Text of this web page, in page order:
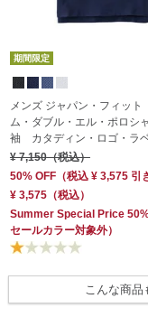
期間限定
メンズ ジャパン・フィッ
ム・ダブル・エル・ポロシ
袖 カタディン・ロゴ・ラ
¥ 7,150（税込）
50% OFF（税込 ¥ 3,575引
¥ 3,575（税込）
Summer Special Price
セールカラー対象外）
こんな商